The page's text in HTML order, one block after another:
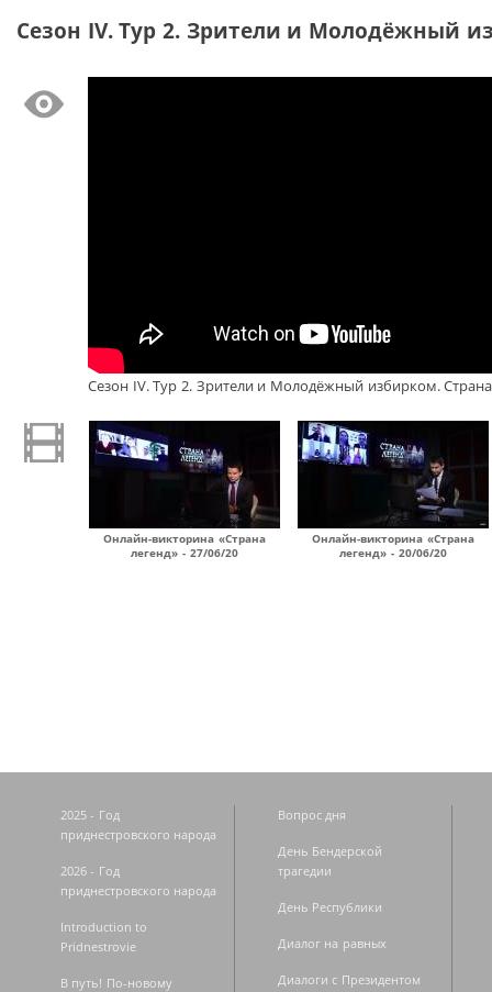
Сезон IV. Тур 2. Зрители и Молодёжный
Сезон IV. Тур 2. Зрители и Молодёжный избирком.
Онлайн-викторина «Страна
легенд» - 27/06/20
Онлайн-викторина «Страна
легенд» - 20/06/20
2025 - Год
приднестровского народа
2026 - Год
приднестровского народа
Introduction to
Pridnestrovie
В путь! По-новому
Вопрос дня
День Бендерской
трагедии
День Республики
Диалог на равных
Диалоги с Президентом